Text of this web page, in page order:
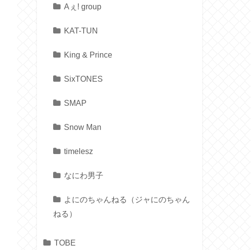
Aぇ! group
KAT-TUN
King & Prince
SixTONES
SMAP
Snow Man
timelesz
なにわ男子
よにのちゃんねる（ジャにのちゃん
ねる）
TOBE